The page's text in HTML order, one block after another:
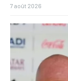
7 août 2026